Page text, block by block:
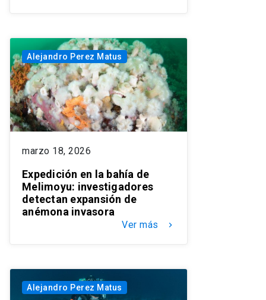
Alejandro Perez Matus
marzo 18, 2026
Expedición en la bahía de
Melimoyu: investigadores
detectan expansión de
anémona invasora
Ver más keyboard_arrow_right
Alejandro Perez Matus